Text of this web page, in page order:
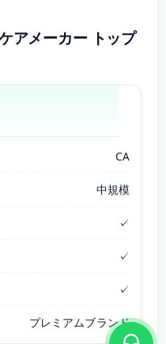
アメーカー トップ
CA
中規模
✓
✓
✓
プレミアムブランド